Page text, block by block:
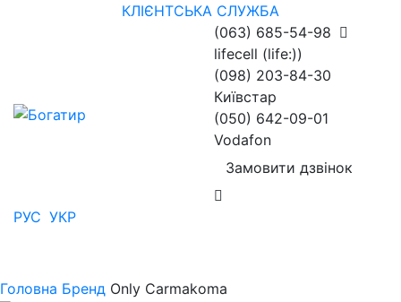
КЛІЄНТСЬКА СЛУЖБА
(063) 685-54-98
lifecell (life:))
(098) 203-84-30
Київстар
(050) 642-09-01
Vodafon
Замовити дзвінок
РУС УКР
Головна Бренд Only Carmakoma